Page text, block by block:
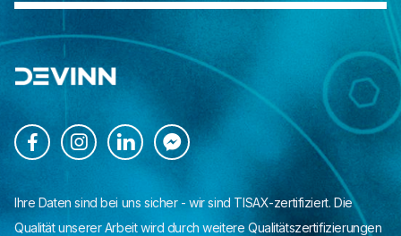
   
Ihre Daten sind bei uns sicher - wir sind TISAX-zertifiziert. Die
Qualität unserer Arbeit wird durch weitere Qualitätszertifizierungen